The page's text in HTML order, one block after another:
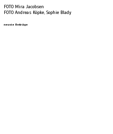
FOTO Mira Jacobsen
FOTO Andreas Köpke, Sophie Blady
neuste Beiträge